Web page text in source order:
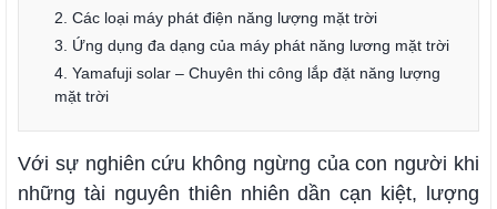
2. Các loại máy phát điện năng lượng mặt trời
3. Ứng dụng đa dạng của máy phát năng lương mặt trời
4. Yamafuji solar – Chuyên thi công lắp đặt năng lượng
mặt trời
Với sự nghiên cứu không ngừng của con người khi
những tài nguyên thiên nhiên dần cạn kiệt, lượng